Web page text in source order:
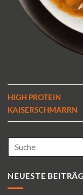
HIGH PROTEIN
KAISERSCHMARRN
NEUESTE